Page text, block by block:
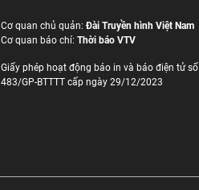
Cơ quan chủ quản:Đài Truyền hình Việt Nam
Cơ quan báo chí: Thời báo VTV
Giấy phép hoạt động báo in và báo điện tử số
483/GP-BTTTT cấp ngày 29/12/2023